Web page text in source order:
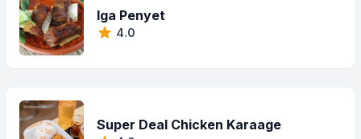
Iga Penyet
4.0
Super Deal Chicken Karaage